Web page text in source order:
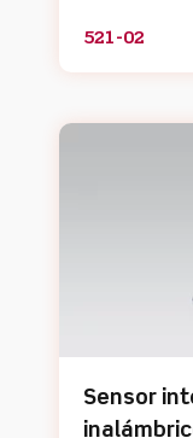
521-02
Sensor